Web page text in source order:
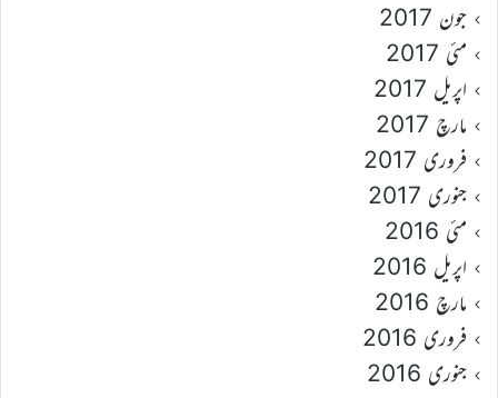
جون 2017
مئی 2017
اپریل 2017
مارچ 2017
فروری 2017
جنوری 2017
مئی 2016
اپریل 2016
مارچ 2016
فروری 2016
جنوری 2016